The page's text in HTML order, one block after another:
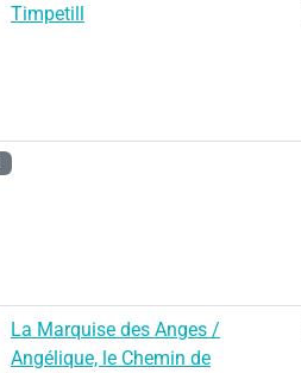
Timpetill
La Marquise des Anges /
Angélique, le Chemin de